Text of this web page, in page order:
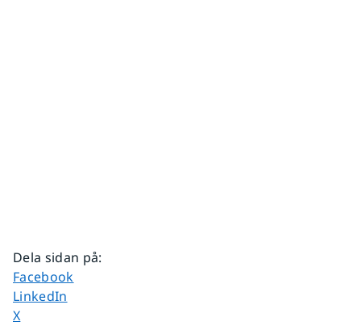
Dela sidan på:
Dela sidan på
Facebook
Dela sidan på
LinkedIn
Dela sidan på
X